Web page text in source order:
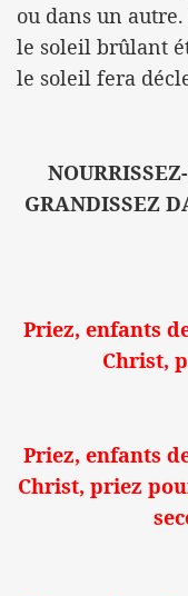
ou dans un
le soleil brûlant
le soleil fera
GRANDISSEZ
Priez, enfants
Christ,
Priez, enfants
Christ, priez